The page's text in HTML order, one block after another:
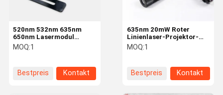
520nm 532nm 635nm
650nm Lasermodul
Projektor Generator
Einziger Geradlicht
MOQ:1
Bestpreis Kontakt
635nm 20mW Roter
Linienlaser-Projektor-
Generator mit Halterung
und Netzteil für
und Positionierung
MOQ:1
Bestpreis Kontakt